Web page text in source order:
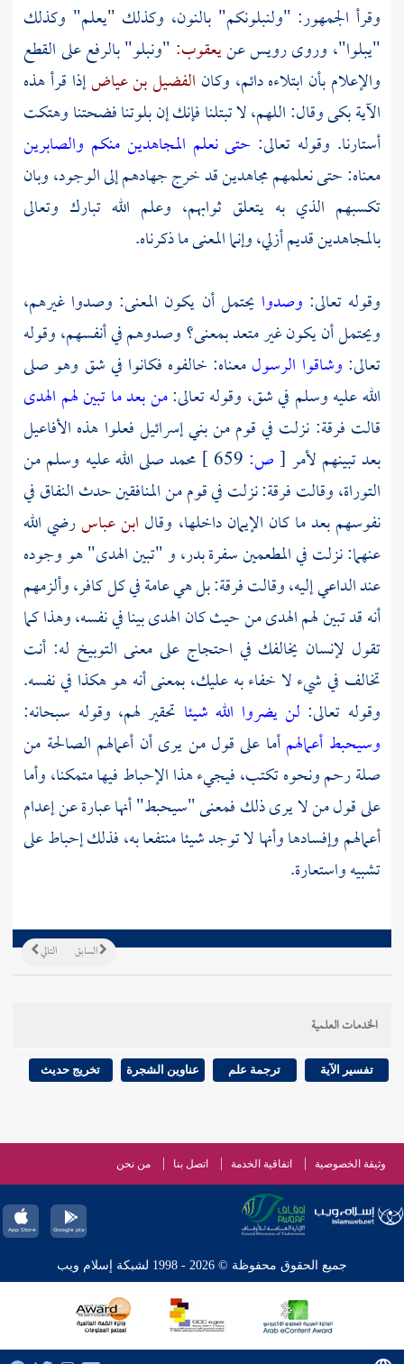
وقرأ الجمهور: "ولنبلونكم" بالنون، وكذلك "يعلم" وكذلك
"يبلوا"، وروىرويسعنيعقوب: "ونبلو" بالرفع على القطع
والإعلام بأن ابتلاءه دائم، وكان الفضيل بن عياضإذا قرأ هذه
الآية بكى وقال: اللهم، لا تبتلنا فإنك إن بلوتنا فضحتنا وهتكت
أستارنا. وقوله تعالى: حتى نعلم المجاهدين منكم والصابرين
معناه: حتى نعلمهم مجاهدين قد خرج جهادهم إلى الوجود، وبان
تكسبهم الذي به يتعلق ثوابهم، وعلم الله تبارك وتعالى
بالمجاهدين قديم أزلي، وإنما المعنى ما ذكرناه.
وقوله تعالى: وصدوا يحتمل أن يكون المعنى: وصدوا غيرهم،
ويحتمل أن يكون غير متعد بمعنى؟ وصدوهم في أنفسهم، وقوله
تعالى: وشاقوا الرسولمعناه: خالفوه فكانوا في شق وهو صلى
الله عليه وسلم في شق، وقوله تعالى:من بعد ما تبين لهم الهدى
قالت فرقة: نزلت في قوم من بني إسرائيل فعلوا هذه الأفاعيل
بعد تبينهم لأمر [ص: محمدصلى الله عليه وسلم من
التوراة، وقالت فرقة: نزلت في قوم من المنافقين حدث النفاق في
نفوسهم بعد ما كان الإيمان داخلها، وقال ابن عباسرضي الله
عنهما: نزلت في المطعمين سفرة بدر، و "تبين الهدى" هو وجوده
عند الداعي إليه، وقالت فرقة: بل هي عامة في كل كافر، وألزمهم
أنه قد تبين لهم الهدى من حيث كان الهدى بينا في نفسه، وهذا كما
تقول لإنسان يخالفك في احتجاج على معنى التوبيخ له: أنت
تخالف في شيء لا خفاء به عليك، بمعنى أنه هو هكذا في نفسه.
وقوله تعالى: لن يضروا الله شيئا تحقير لهم، وقوله سبحانه:
وسيحبط أعمالهمأما على قول من يرى أن أعمالهم الصالحة من
صلة رحم ونحوه تكتب، فيجيء هذا الإحباط فيها متمكنا، وأما
على قول من لا يرى ذلك فمعنى "سيحبط" أنها عبارة عن إعدام
أعمالهم وإفسادها وأنها لا توجد شيئا منتفعا به، فذلك إحباط على
تشبيه واستعارة.
التالي السابق
الخدمات العلمية
تفسير الآية ترجمة علم عناوين الشجرة تخريج حديث
وثيقة الخصوصية اتفاقية الخدمة اتصل بنا من نحن
جميع الحقوق محفوظة © 2026 - 1998 لشبكة إسلام ويب